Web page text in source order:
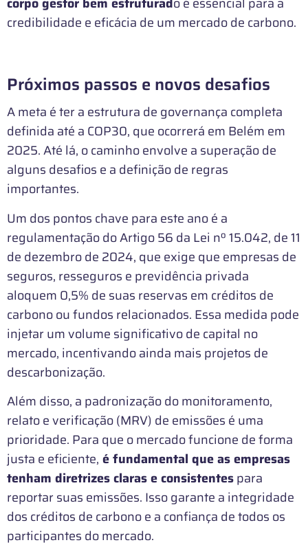
credibilidade e eficácia de um mercado de carbono.
Próximos passos e novos desafios
A meta é ter a estrutura de governança completa
definida até a COP30, que ocorrerá em Belém em
2025. Até lá, o caminho envolve a superação de
alguns desafios e a definição de regras
importantes.
Um dos pontos chave para este ano é a
regulamentação do Artigo 56 da Lei nº 15.042, de 11
de dezembro de 2024, que exige que empresas de
seguros, resseguros e previdência privada
aloquem 0,5% de suas reservas em créditos de
carbono ou fundos relacionados. Essa medida pode
injetar um volume significativo de capital no
mercado, incentivando ainda mais projetos de
descarbonização.
Além disso, a padronização do monitoramento,
relato e verificação (MRV) de emissões é uma
prioridade. Para que o mercado funcione de forma
justa e eficiente, é fundamental que as empresas
tenham diretrizes claras e consistentespara
reportar suas emissões. Isso garante a integridade
dos créditos de carbono e a confiança de todos os
participantes do mercado.